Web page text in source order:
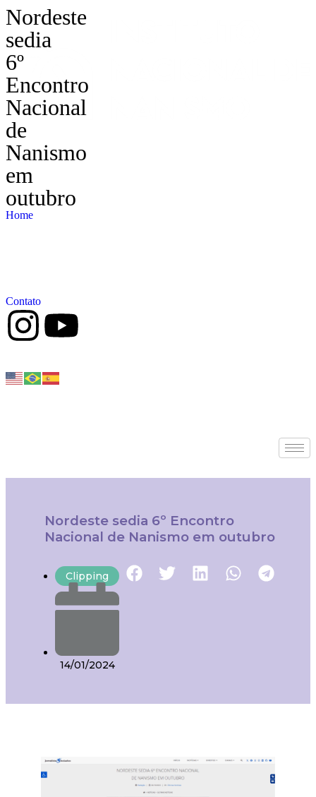
Nordeste
sedia
6º
Encontro
Nacional
de
Nanismo
em
outubro
Home
Contato
Nordeste sedia 6º Encontro
Nacional de Nanismo em outubro
Clipping
14/01/2024